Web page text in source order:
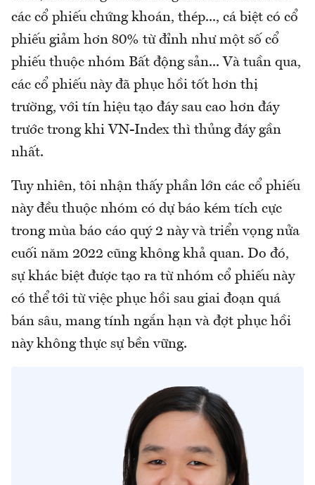
các cổ phiếu chứng khoán, thép..., cá biệt có cổ
phiếu giảm hơn 80% từ đỉnh như một số cổ
phiếu thuộc nhóm Bất động sản... Và tuần qua,
các cổ phiếu này đã phục hồi tốt hơn thị
trường, với tín hiệu tạo đáy sau cao hơn đáy
trước trong khi VN-Index thì thủng đáy gần
nhất.
Tuy nhiên, tôi nhận thấy phần lớn các cổ phiếu
này đều thuộc nhóm có dự báo kém tích cực
trong mùa báo cáo quý 2 này và triển vọng nửa
cuối năm 2022 cũng không khả quan. Do đó,
sự khác biệt được tạo ra từ nhóm cổ phiếu này
có thể tới từ việc phục hồi sau giai đoạn quá
bán sâu, mang tính ngắn hạn và đợt phục hồi
này không thực sự bền vững.